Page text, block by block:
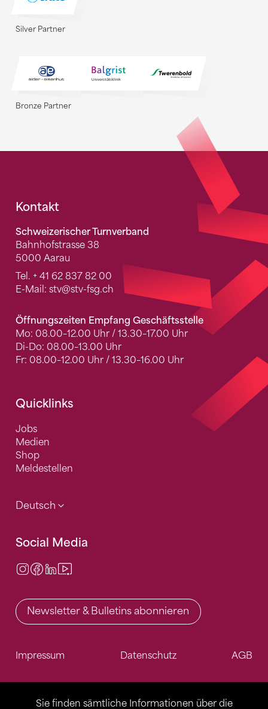
Sie finden sämtliche Informationen über die
Silver Partner
Bronze Partner
Fusszeile
Kontakt
Schweizerischer Turnverband
Bahnhofstrasse 38
5000 Aarau
Tel. + 41 62 837 82 00
E-Mail: stv@stv-fsg.ch
Öffnungszeiten Empfang Geschäftsstelle
Mo: 08.00–12.00 Uhr / 13.30–17.00 Uhr
Di-Do: 08.00–13.00 Uhr
Fr: 08.00–12.00 Uhr / 13.30–16.00 Uhr
Quicklinks
Jobs
Medien
Shop
Meldestellen
Deutsch
Social Media
Instagram
Facebook
LinkedIn
Newsletter & Bulletins abonnieren
Impressum Datenschutz AGB